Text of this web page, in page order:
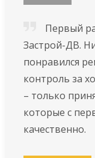
Первый
Застрой-ДВ.
понравился
контроль за
– только
которые с
качественно.